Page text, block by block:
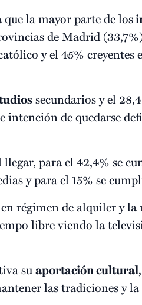
la mayor parte de los
de Madrid
y el 45% creyentes
secundarios y el
intención de quedarse
para el 42,4% se
y para el 15% se
régimen de alquiler y la
libre viendo la
suaportación cultural
las tradiciones y